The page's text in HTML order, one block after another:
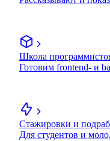
Школа
Готовим frontend- и
Стажировки и
Для студентов и